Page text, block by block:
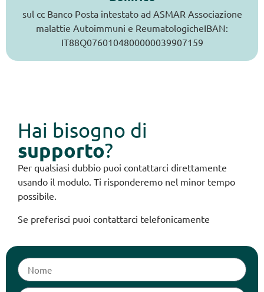
sul cc Banco Posta intestato ad ASMAR Associazione
malattie Autoimmuni e ReumatologicheIBAN:
IT88Q0760104800000039907159
Hai bisogno di
supporto?
Per qualsiasi dubbio puoi contattarci direttamente
usando il modulo. Ti risponderemo nel minor tempo
possibile.
Se preferisci puoi contattarci telefonicamente